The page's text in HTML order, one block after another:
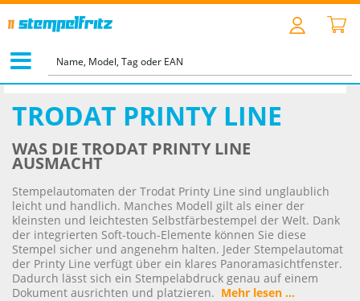
>
TRODAT PRINTY LINE
TRODAT PRINTY LINE
WAS DIE TRODAT PRINTY LINE
AUSMACHT
Stempelautomaten der Trodat Printy Line sind unglaublich
leicht und handlich. Manches Modell gilt als einer der
kleinsten und leichtesten Selbstfärbestempel der Welt. Dank
der integrierten Soft-touch-Elemente können Sie diese
Stempel sicher und angenehm halten. Jeder Stempelautomat
der Printy Line verfügt über ein klares Panoramasichtfenster.
Dadurch lässt sich ein Stempelabdruck genau auf einem
Dokument ausrichten und platzieren. Mehr lesen ...